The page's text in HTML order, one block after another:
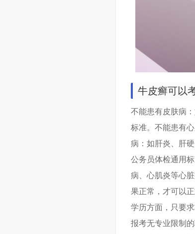
牛皮癣可以
不能患有皮肤病
标准。不能患有
病：如肝炎、肝
公务员体检通用
病、心肌炎等心
果正常，才可以
学历方面，只要
报考无专业限制